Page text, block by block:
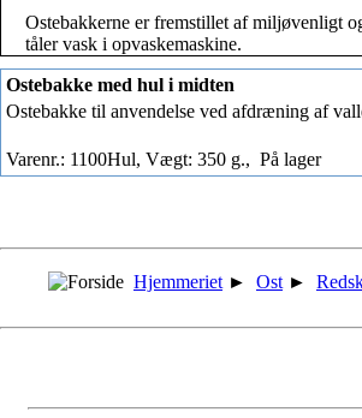
Ostebakkerne er fremstillet af miljøvenligt
tåler vask i opvaskemaskine.
Ostebakke med hul i midten
Ostebakke til anvendelse ved afdræning af
Varenr.: 1100Hul, Vægt: 350 g., På lager
Hjemmeriet ► Ost ►